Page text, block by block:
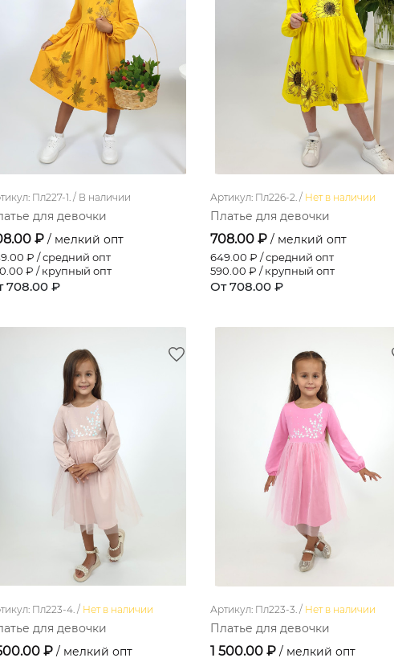
Пл227-1. / В наличии
для девочки
₽ / мелкий опт
₽ / средний опт
₽ / крупный опт
708.00 ₽
Артикул: Пл226-2. / Нет в наличии
Платье для девочки
708.00 ₽ / мелкий опт
649.00 ₽ / средний опт
590.00 ₽ / крупный опт
От 708.00 ₽
Пл223-4. / Нет в наличии
для девочки
₽ / мелкий опт
Артикул: Пл223-3. / Нет в наличии
Платье для девочки
1 500.00 ₽ / мелкий опт